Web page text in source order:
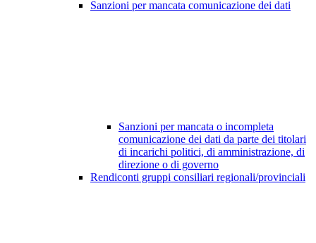
Sanzioni per mancata comunicazione dei dati
Sanzioni per mancata o incompleta
comunicazione dei dati da parte dei titolari
di incarichi politici, di amministrazione, di
direzione o di governo
Rendiconti gruppi consiliari regionali/provinciali